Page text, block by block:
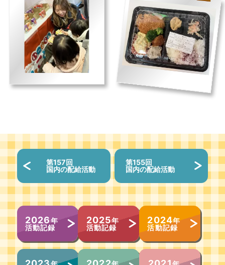
第157回
国内の配給活動
第155回
国内の配給活動
2026年
活動記録
2025年
活動記録
2024年
活動記録